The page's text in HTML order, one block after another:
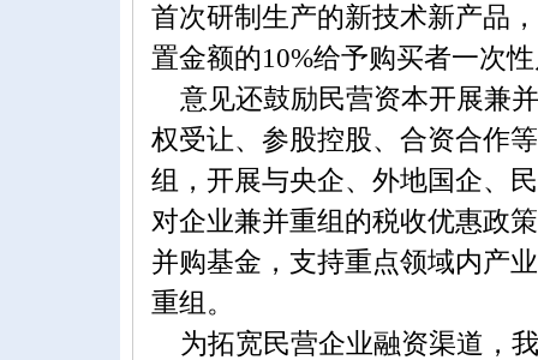
首次研制生产的新技术新产品
置金额的10%给予购买者一次
意见还鼓励民营资本开展兼
权受让、参股控股、合资合作
组，开展与央企、外地国企、
对企业兼并重组的税收优惠政
并购基金，支持重点领域内产
重组。
为拓宽民营企业融资渠道，